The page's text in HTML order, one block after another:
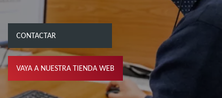
CONTACTAR
VAYA A NUESTRA TIENDA WEB